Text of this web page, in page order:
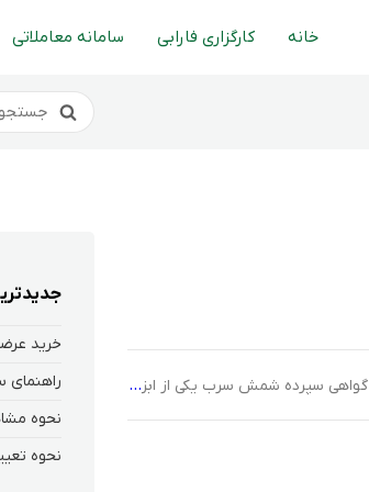
خانه کارگزاری فارابی سامانه معاملاتی
گواهی سپرده شمش سرب یکی از ابزارهای سرمایه‌گذاری کالایی در بازار سرمایه است که امکان سرمایه‌گذاری بر روی فلز سرب را بدون نیاز به خرید، نگهداری و حمل فیزیکی آن فراهم می‌کند. سرمایه‌گذاران می‌توانند با خرید این گواهی‌ها در بستر بورس، از نوسانات قیمت سرب بهره‌مند شده و در عین حال از شفافیت، امنیت و […]
خرید